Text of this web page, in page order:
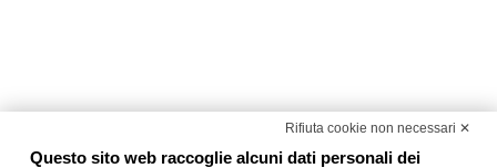
giornata al
hotel
Per un
soggiorno
Rifiuta cookie non necessari ✕
Questo sito web raccoglie alcuni dati personali dei